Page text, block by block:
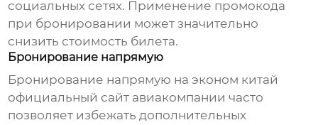
социальных сетях. Применение промокода
при бронировании может значительно
снизить стоимость билета.
Бронирование напрямую
Бронирование напрямую наэконом китай
официальный сайт авиакомпании часто
позволяет избежать дополнительных